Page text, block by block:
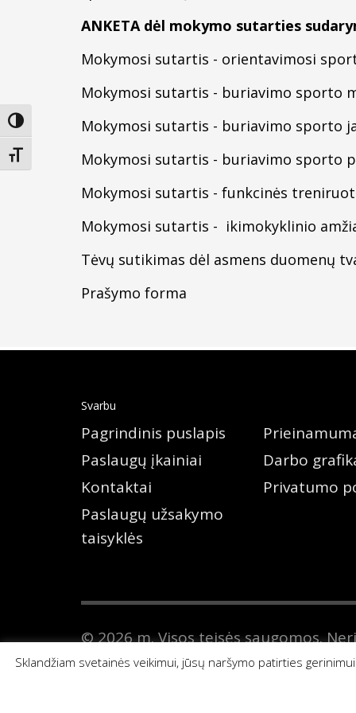
Įjungti didesnį kontrastą
Keisti teksto dydį
ANKETA dėl mokymo sutarties
Mokymosi sutartis - orientavimosi
Mokymosi sutartis - buriavimo sporto
Mokymosi sutartis - buriavimo sporto
Mokymosi sutartis - buriavimo sporto
Mokymosi sutartis - funkcinės
Mokymosi sutartis - ikimokyklinio
Tėvų sutikimas dėl asmens duomenų
Prašymo forma
Svarbu
Pagrindinis puslapis
Paslaugų įkainiai
Darbo
Kontaktai
Privatumo
Paslaugų užsakymo
taisyklės
© 2026 m. Visos teisės saugomos.
sporto mokyklą kaupiami ir saugomi
51972. E. paštasinfo@nsportmok.lt.
Sklandžiam svetainės veikimui, jūsų naršymo patirties